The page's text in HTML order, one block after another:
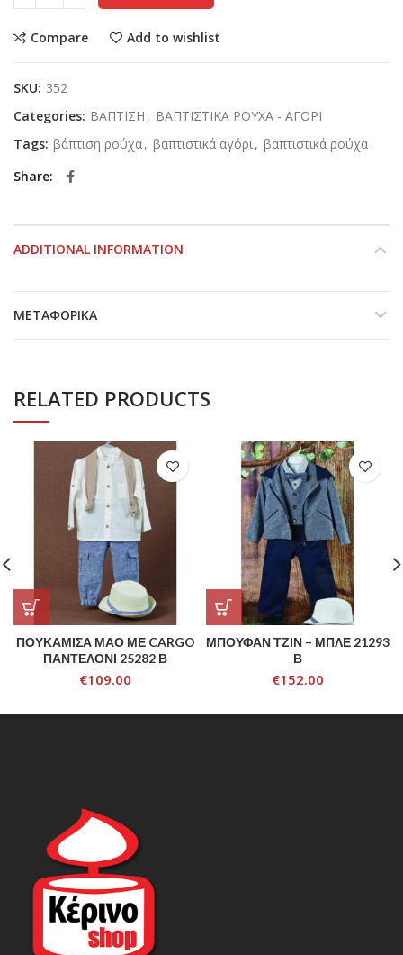
Compare Add to wishlist
SKU: 352
Categories: ΒΑΠΤΙΣΗ , ΒΑΠΤΙΣΤΙΚΑ ΡΟΥΧΑ - ΑΓΟΡΙ
Tags: βάπτιση ρούχα, βαπτιστικά αγόρι, βαπτιστικά ρούχα
Share
ADDITIONAL INFORMATION
ΜΕΤΑΦΟΡΙΚΆ
RELATED PRODUCTS
ΠΟΥΚΑΜΙΣΑ ΜΑΟ ΜΕ CARGO
ΠΑΝΤΕΛΟΝΙ 25282 Β
€109.00
ΜΠΟΥΦΑΝ ΤΖΙΝ – ΜΠΛΕ 21293
Β
€152.00